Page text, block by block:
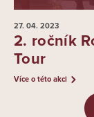
27. 04. 2023
2. ročník
Tour
Více o této akci